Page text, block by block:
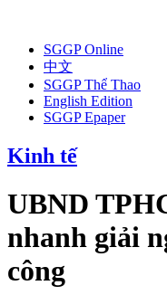
SGGP Online
中文
SGGP Thể Thao
English Edition
SGGP Epaper
Kinh tế
UBND
nhanh giải
công